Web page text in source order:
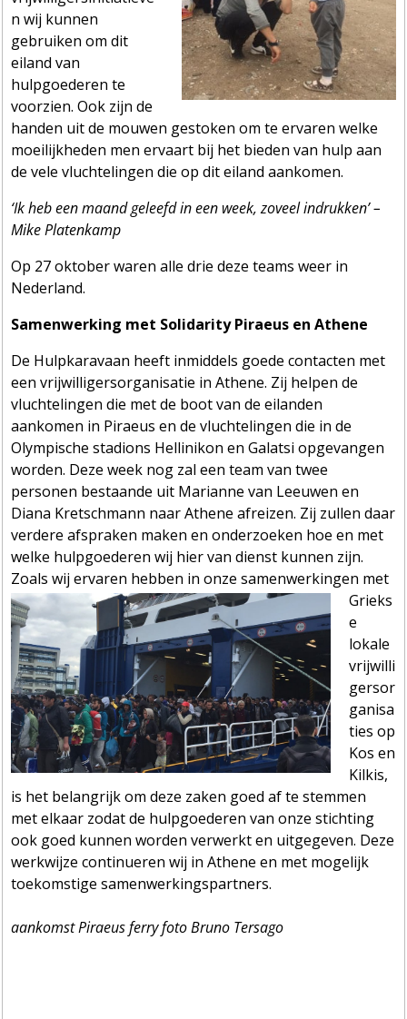
n wij kunnen
gebruiken om dit
eiland van
hulpgoederen te
voorzien. Ook zijn de
handen uit de mouwen gestoken om te ervaren welke
moeilijkheden men ervaart bij het bieden van hulp aan
de vele vluchtelingen die op dit eiland aankomen.
‘Ik heb een maand geleefd in een week, zoveel indrukken’ –
Mike Platenkamp
Op 27 oktober waren alle drie deze teams weer in
Nederland.
Samenwerking met Solidarity Piraeus en Athene
De Hulpkaravaan heeft inmiddels goede contacten met
een vrijwilligersorganisatie in Athene. Zij helpen de
vluchtelingen die met de boot van de eilanden
aankomen in Piraeus en de vluchtelingen die in de
Olympische stadions Hellinikon en Galatsi opgevangen
worden. Deze week nog zal een team van twee
personen bestaande uit Marianne van Leeuwen en
Diana Kretschmann naar Athene afreizen. Zij zullen daar
verdere afspraken maken en onderzoeken hoe en met
welke hulpgoederen wij hier van dienst kunnen zijn.
Zoals wij ervaren hebben in onze samenwerkingen met
Grieks
e
lokale
vrijwilli
gersor
ganisa
ties op
Kos en
Kilkis,
is het belangrijk om deze zaken goed af te stemmen
met elkaar zodat de hulpgoederen van onze stichting
ook goed kunnen worden verwerkt en uitgegeven. Deze
werkwijze continueren wij in Athene en met mogelijk
toekomstige samenwerkingspartners.
aankomst Piraeus ferry foto Bruno Tersago